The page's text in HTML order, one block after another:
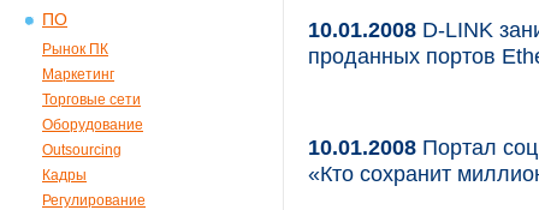
ПО
Рынок ПК
Маркетинг
Торговые сети
Оборудование
Outsourcing
Кадры
Регулирование
10.01.2008 D-LINK
проданных портов
10.01.2008 Портал
«Кто сохранит